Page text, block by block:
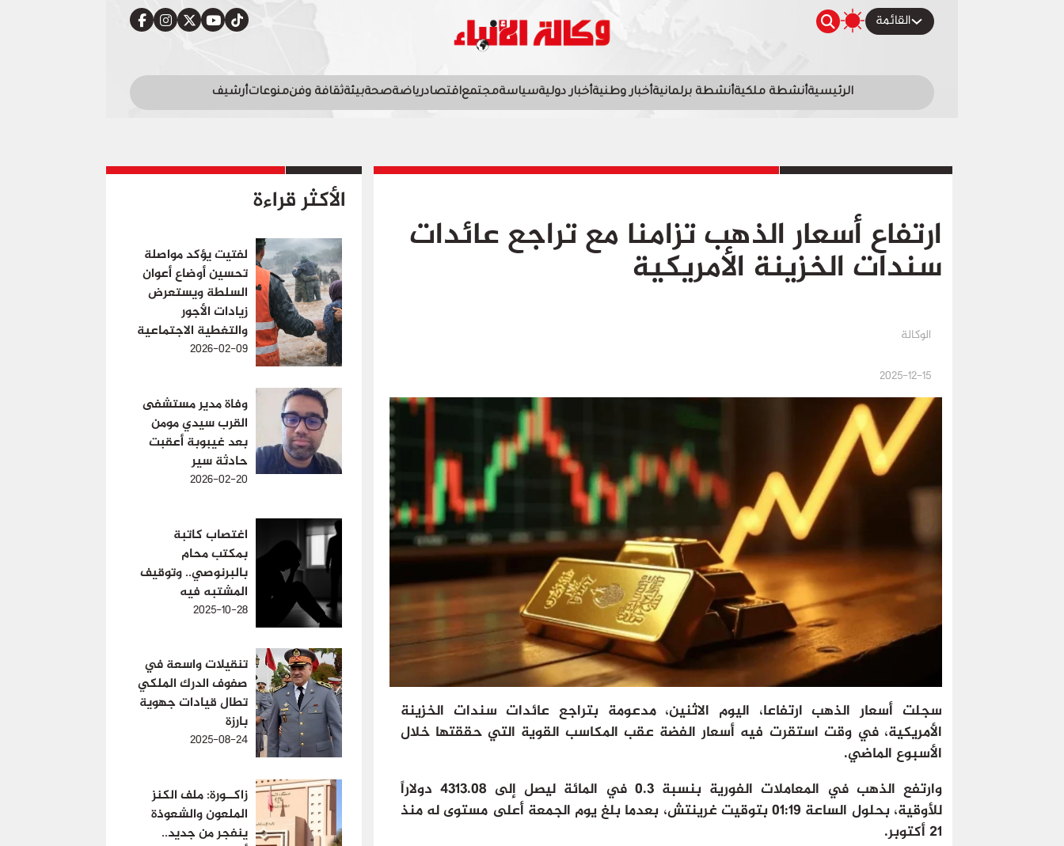
القائمة
الرئيسيةأنشطة ملكيةأنشطة برلمانيةأخبار وطنيةأخبار دوليةسياسةمجتمعاقتصادرياضةصحةبيئةثقافة وفنمنوعاتأرشيف
الأكثر قراءة
لفتيت يؤكد مواصلة
تحسين أوضاع أعوان
السلطة ويستعرض
زيادات الأجور
والتغطية الاجتماعية
2026-02-09
وفاة مدير مستشفى
القرب سيدي مومن
بعد غيبوبة أعقبت
حادثة سير
2026-02-20
اغتصاب كاتبة
بمكتب محام
بالبرنوصي.. وتوقيف
المشتبه فيه
2025-10-28
تنقيلات واسعة في
صفوف الدرك الملكي
تطال قيادات جهوية
بارزة
2025-08-24
زاكــورة: ملف الكنز
الملعون والشعوذة
ينفجر من جديد..
ارتفاع أسعار الذهب تزامنا مع تراجع عائدات
سندات الخزينة الأمريكية
الوكالة
2025-12-15
سجلت أسعار الذهب ارتفاعا، اليوم الاثنين، مدعومة بتراجع عائدات سندات الخزينة
الأمريكية، في وقت استقرت فيه أسعار الفضة عقب المكاسب القوية التي حققتها خلال
الأسبوع الماضي.
وارتفع الذهب في المعاملات الفورية بنسبة 0.3 في المائة ليصل إلى 4313.08 دولاراً
للأوقية، بحلول الساعة 01:19 بتوقيت غرينتش، بعدما بلغ يوم الجمعة أعلى مستوى له منذ
21 أكتوبر.